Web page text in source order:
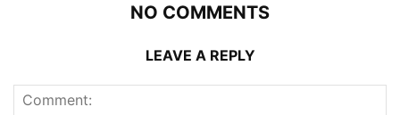
NO COMMENTS
LEAVE A REPLY